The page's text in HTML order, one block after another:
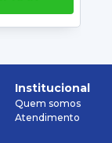
Institucional
Quem somos
Atendimento